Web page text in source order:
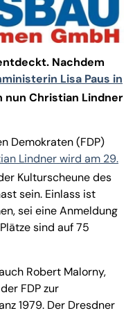
Nachdem
Lisa Paus in
nun Christian Lindner
Demokraten (FDP)
Lindner wird am 29.
Kulturscheune des
sein. Einlass ist
sei eine Anmeldung
sind auf 75
Robert Malorny,
FDP zur
1979. Der Dresdner